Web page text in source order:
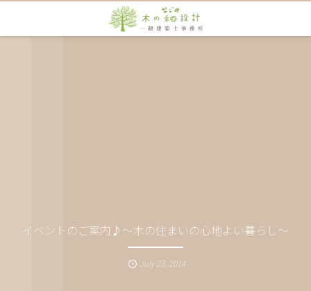
イベントのご案内♪～木の住まいの心地よい暮らし～
July 23, 2014